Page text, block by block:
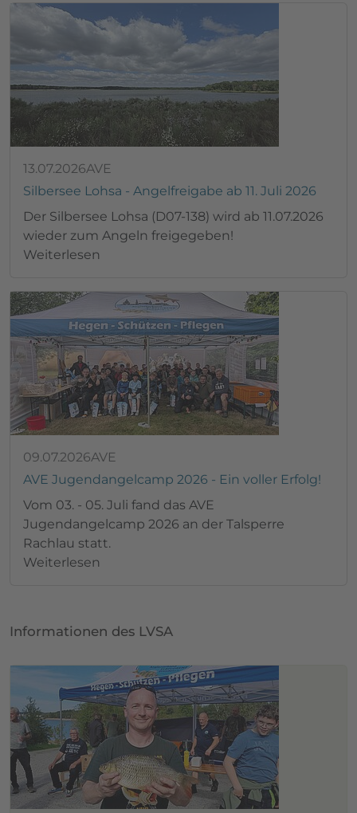
13.07.2026AVE
Silbersee Lohsa - Angelfreigabe ab 11. Juli 2026
Der Silbersee Lohsa (D07-138) wird ab 11.07.2026
wieder zum Angeln freigegeben!
Weiterlesen
09.07.2026AVE
AVE Jugendangelcamp 2026 - Ein voller Erfolg!
Vom 03. - 05. Juli fand das AVE
Jugendangelcamp 2026 an der Talsperre
Rachlau statt.
Weiterlesen
Informationen des LVSA